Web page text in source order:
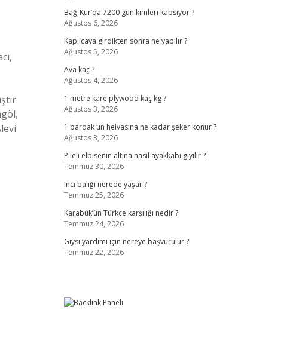
Bağ-Kur’da 7200 gün kimleri kapsıyor ?
Ağustos 6, 2026
Kaplicaya girdikten sonra ne yapılır ?
Ağustos 5, 2026
Ava kaç ?
Ağustos 4, 2026
1 metre kare plywood kaç kg ?
Ağustos 3, 2026
1 bardak un helvasına ne kadar şeker konur ?
Ağustos 3, 2026
Pileli elbisenin altına nasıl ayakkabı giyilir ?
Temmuz 30, 2026
Inci balığı nerede yaşar ?
Temmuz 25, 2026
Karabük’ün Türkçe karşılığı nedir ?
Temmuz 24, 2026
Giysi yardımı için nereye başvurulur ?
Temmuz 22, 2026